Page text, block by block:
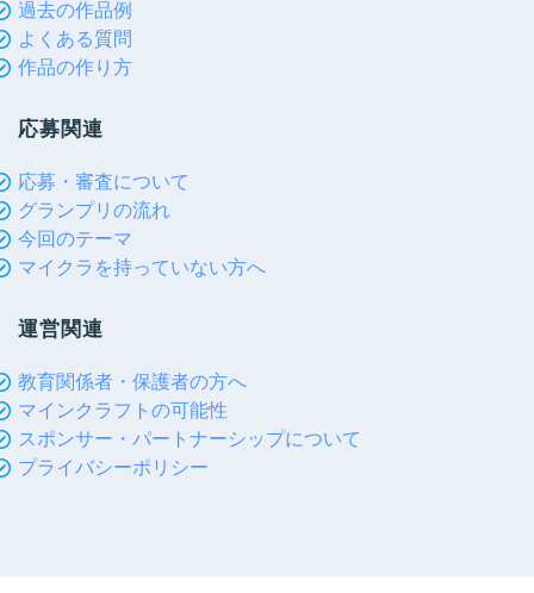
過去の作品例
よくある質問
作品の作り方
応募関連
応募・審査について
グランプリの流れ
今回のテーマ
マイクラを持っていない方へ
運営関連
教育関係者・保護者の方へ
マインクラフトの可能性
スポンサー・パートナーシップについて
プライバシーポリシー